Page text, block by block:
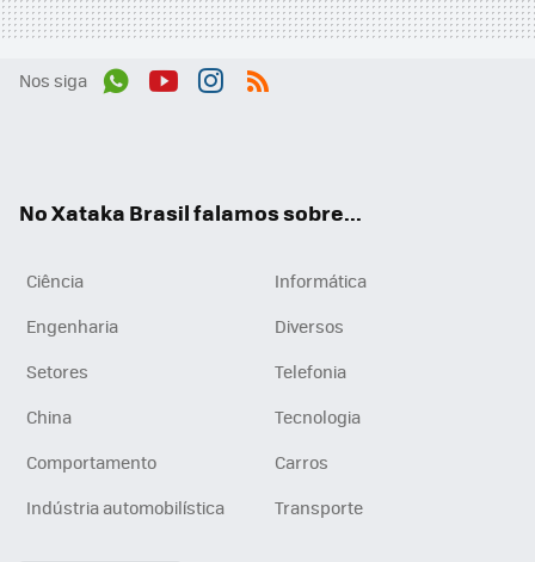
Nos siga
No Xataka Brasil falamos sobre...
Ciência
Informática
Engenharia
Diversos
Setores
Telefonia
China
Tecnologia
Comportamento
Carros
Indústria automobilística
Transporte